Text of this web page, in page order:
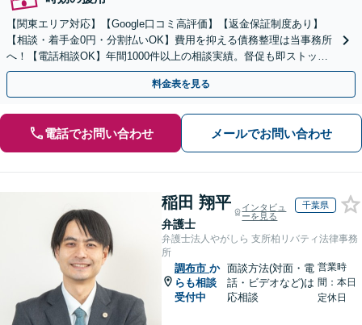
【関東エリア対応】【Google口コミ高評価】【返金保証制度あり】
【相談・着手金0円・分割払いOK】費用を抑える債務整理は当事務所
へ！【電話相談OK】年間1000件以上の相談実績。督促も即ストッ
プ！自己破産で借金ゼロ／個人再生なら家を残せる
料金表を見る
電話でお問い合わせ メールでお問い合わせ
稲田 翔平
弁護士
インタビュ
ーを見る
千葉県
弁護士法人やがしら 支所柏リバティ法律事務
所
調布市 か
らも相談
受付中
面談方法(対面・電
話・ビデオなど)は
応相談
営業時
間：本日
定休日